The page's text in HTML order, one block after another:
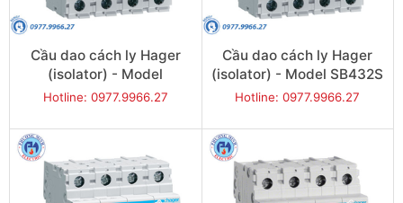
Cầu dao cách ly Hager
(isolator) - Model
SB432Q
Hotline: 0977.9966.27
Cầu dao cách ly Hager
(isolator) - Model SB432S
Hotline: 0977.9966.27